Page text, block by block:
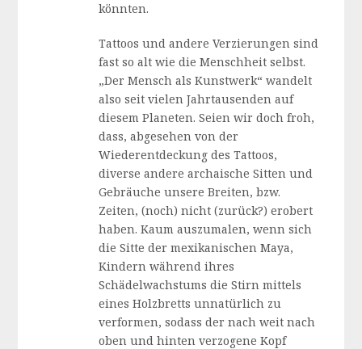
könnten.
Tattoos und andere Verzierungen sind
fast so alt wie die Menschheit selbst.
„Der Mensch als Kunstwerk“ wandelt
also seit vielen Jahrtausenden auf
diesem Planeten. Seien wir doch froh,
dass, abgesehen von der
Wiederentdeckung des Tattoos,
diverse andere archaische Sitten und
Gebräuche unsere Breiten, bzw.
Zeiten, (noch) nicht (zurück?) erobert
haben. Kaum auszumalen, wenn sich
die Sitte der mexikanischen Maya,
Kindern während ihres
Schädelwachstums die Stirn mittels
eines Holzbretts unnatürlich zu
verformen, sodass der nach weit nach
oben und hinten verzogene Kopf